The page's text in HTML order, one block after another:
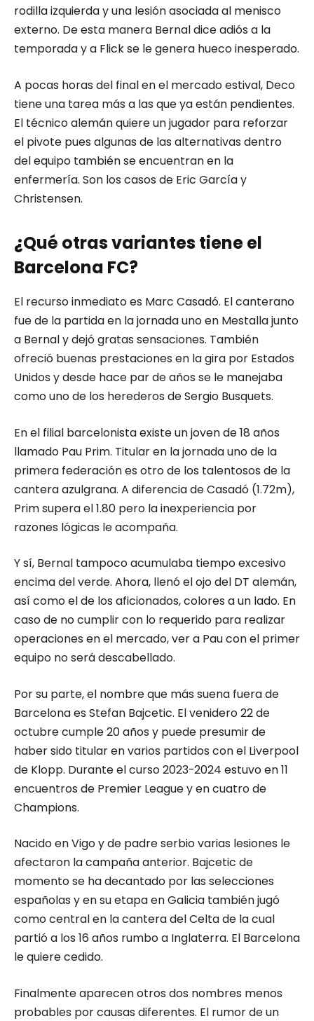
rodilla izquierda y una lesión asociada al menisco
externo. De esta manera Bernal dice adiós a la
temporada y a Flick se le genera hueco inesperado.
A pocas horas del final en el mercado estival, Deco
tiene una tarea más a las que ya están pendientes.
El técnico alemán quiere un jugador para reforzar
el pivote pues algunas de las alternativas dentro
del equipo también se encuentran en la
enfermería. Son los casos de Eric García y
Christensen.
¿Qué otras variantes tiene el
Barcelona FC?
El recurso inmediato es Marc Casadó. El canterano
fue de la partida en la jornada uno en Mestalla junto
a Bernal y dejó gratas sensaciones. También
ofreció buenas prestaciones en la gira por Estados
Unidos y desde hace par de años se le manejaba
como uno de los herederos de Sergio Busquets.
En el filial barcelonista existe un joven de 18 años
llamado Pau Prim. Titular en la jornada uno de la
primera federación es otro de los talentosos de la
cantera azulgrana. A diferencia de Casadó (1.72m),
Prim supera el 1.80 pero la inexperiencia por
razones lógicas le acompaña.
Y sí, Bernal tampoco acumulaba tiempo excesivo
encima del verde. Ahora, llenó el ojo del DT alemán,
así como el de los aficionados, colores a un lado. En
caso de no cumplir con lo requerido para realizar
operaciones en el mercado, ver a Pau con el primer
equipo no será descabellado.
Por su parte, el nombre que más suena fuera de
Barcelona es Stefan Bajcetic. El venidero 22 de
octubre cumple 20 años y puede presumir de
haber sido titular en varios partidos con el Liverpool
de Klopp. Durante el curso 2023-2024 estuvo en 11
encuentros de Premier League y en cuatro de
Champions.
Nacido en Vigo y de padre serbio varias lesiones le
afectaron la campaña anterior. Bajcetic de
momento se ha decantado por las selecciones
españolas y en su etapa en Galicia también jugó
como central en la cantera del Celta de la cual
partió a los 16 años rumbo a Inglaterra. El Barcelona
le quiere cedido.
Finalmente aparecen otros dos nombres menos
probables por causas diferentes. El rumor de un